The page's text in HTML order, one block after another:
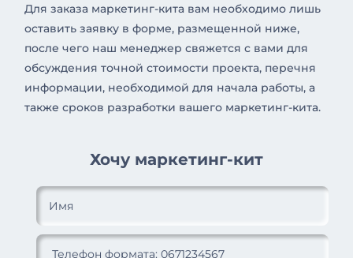
Для заказа маркетинг-кита вам необходимо лишь
оставить заявку в форме, размещенной ниже,
после чего наш менеджер свяжется с вами для
обсуждения точной стоимости проекта, перечня
информации, необходимой для начала работы, а
также сроков разработки вашего маркетинг-кита.
Хочу маркетинг-кит